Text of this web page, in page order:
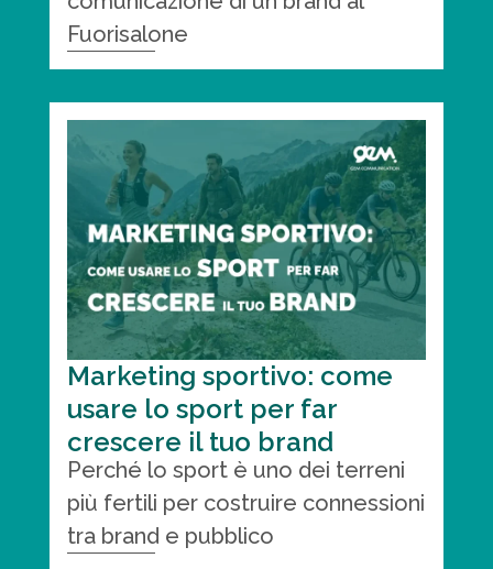
Fuorisalone
Marketing sportivo: come
usare lo sport per far
crescere il tuo brand
Perché lo sport è uno dei terreni
più fertili per costruire connessioni
tra brand e pubblico